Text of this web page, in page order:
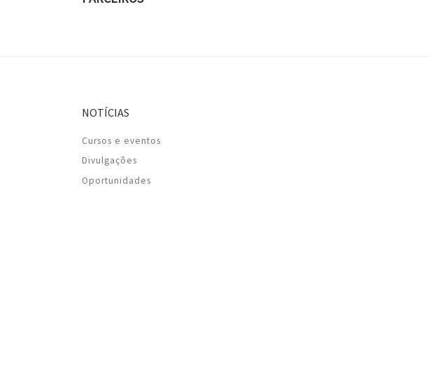
NOTÍCIAS
Cursos e eventos
Divulgações
Oportunidades